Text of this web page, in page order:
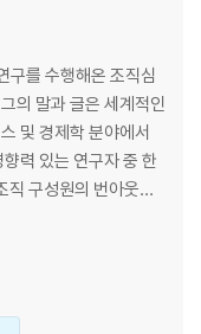
리고 선발주자의 불리함
천명(盡人事待天命) | 개
와 노련한 거장
하고 유지하기
파와 트로이 목마 | 친적
이 독창성을 길러준다
지 않고 겨루기 | 처음에
구를 수행해온 조직심
의 말과 글은 세계적인
및 경제학 분야에서
력 있는 연구자 중 한
직 구성원의 번아웃을
는 경영 사상가’ 2위
력 있는 리더 40인’에